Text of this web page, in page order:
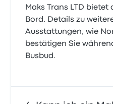
Maks Trans LTD bietet
Bord. Details zu
Ausstattungen, wie
bestätigen Sie
Busbud.